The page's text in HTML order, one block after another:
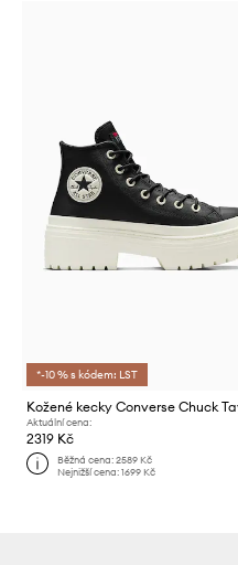
*-10 % s kódem: LST
Aktuální cena:
2319 Kč
Běžná cena:2589 Kč
Nejnižší cena:1699 Kč